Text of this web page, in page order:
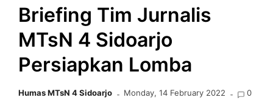
Briefing Tim Jurnalis
MTsN 4 Sidoarjo
Persiapkan Lomba
Humas MTsN 4 Sidoarjo Monday, 14 February 2022 0